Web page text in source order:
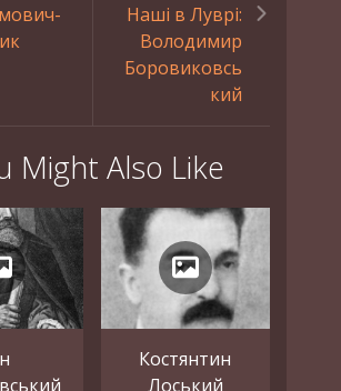
Наші в Луврі:
Володимир
Боровиковсь
кий
Might Also Like
Костянтин
Лоський